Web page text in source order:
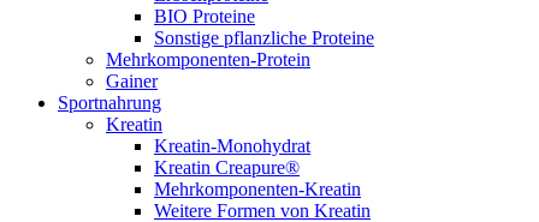
BIO Proteine
Sonstige pflanzliche Proteine
Mehrkomponenten-Protein
Gainer
Sportnahrung
Kreatin
Kreatin-Monohydrat
Kreatin Creapure®
Mehrkomponenten-Kreatin
Weitere Formen von Kreatin